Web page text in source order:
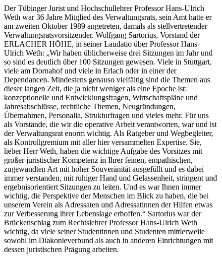
Der Tübinger Jurist und Hochschullehrer Professor Hans-Ulrich
Weth war 36 Jahre Mitglied des Verwaltungsrats, sein Amt hatte er
am zweiten Oktober 1989 angetreten, damals als stellvertretender
Verwaltungsratsvorsitzender. Wolfgang Sartorius, Vorstand der
ERLACHER HÖHE, in seiner Laudatio über Professor Hans-
Ulrich Weth: „Wir haben üblicherweise drei Sitzungen im Jahr und
so sind es deutlich über 100 Sitzungen gewesen. Viele in Stuttgart,
viele am Dornahof und viele in Erlach oder in einer der
Dependancen. Mindestens genauso vielfältig sind die Themen aus
dieser langen Zeit, die ja nicht weniger als eine Epoche ist:
konzeptionelle und Entwicklungsfragen, Wirtschaftspläne und
Jahresabschlüsse, rechtliche Themen, Neugründungen,
Übernahmen, Personalia, Strukturfragen und vieles mehr. Für uns
als Vorstände, die wir die operative Arbeit verantworten, war und ist
der Verwaltungsrat enorm wichtig. Als Ratgeber und Wegbegleiter,
als Kontrollgremium mit aller hier versammelten Expertise. Sie,
lieber Herr Weth, haben die wichtige Aufgabe des Vorsitzes mit
großer juristischer Kompetenz in Ihrer feinen, empathischen,
zugewandten Art mit hoher Souveränität ausgefüllt und es dabei
immer verstanden, mit ruhiger Hand und Gelassenheit, stringent und
ergebnisorientiert Sitzungen zu leiten. Und es war Ihnen immer
wichtig, die Perspektive der Menschen im Blick zu haben, die bei
unserem Verein als Adressaten und Adressatinnen der Hilfen etwas
zur Verbesserung ihrer Lebenslage erhoffen.“ Sartorius war der
Brückenschlag zum Rechtslehrer Professor Hans-Ulrich Weth
wichtig, da viele seiner Studentinnen und Studenten mittlerweile
sowohl im Diakonieverbund als auch in anderen Einrichtungen mit
dessen juristischen Prägung arbeiten.